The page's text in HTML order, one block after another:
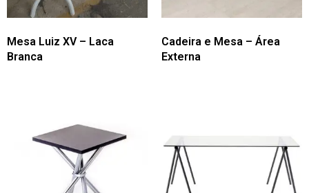
Mesa Luiz XV – Laca
Branca
Cadeira e Mesa – Área
Externa